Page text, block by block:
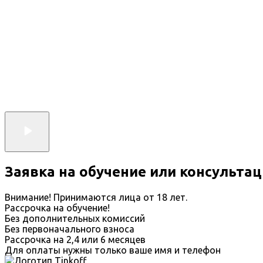
Заявка на обучение или
Внимание! Принимаются лица от 18 лет.
Рассрочка на обучение!
Без дополнительных комиссий
Без первоначального взноса
Рассрочка на 2,4 или 6 месяцев
Для оплаты нужны только ваше имя и телефон